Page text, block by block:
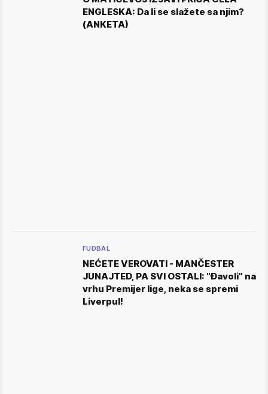
ENGLESKA: Da li se slažete sa njim?
(ANKETA)
FUDBAL
NEĆETE VEROVATI - MANČESTER
JUNAJTED, PA SVI OSTALI: "Đavoli" na
vrhu Premijer lige, neka se spremi
Liverpul!